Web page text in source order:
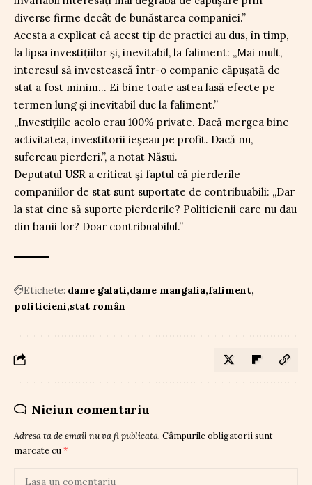
diverse firme decât de bunăstarea companiei.”
Acesta a explicat că acest tip de practici au dus, în timp,
la lipsa investițiilor și, inevitabil, la faliment: „Mai mult,
interesul să investească într-o companie căpușată de
stat a fost minim… Ei bine toate astea lasă efecte pe
termen lung și inevitabil duc la faliment.”
„Investițiile acolo erau 100% private. Dacă mergea bine
activitatea, investitorii ieșeau pe profit. Dacă nu,
sufereau pierderi.”, a notat Năsui.
Deputatul USR a criticat și faptul că pierderile
companiilor de stat sunt suportate de contribuabili: „Dar
la stat cine să suporte pierderile? Politicienii care nu dau
din banii lor? Doar contribuabilul.”
Etichete: dame galati dame mangalia faliment
politicieni stat român
Niciun comentariu
Adresa ta de email nu va fi publicată. Câmpurile obligatorii sunt
marcate cu *